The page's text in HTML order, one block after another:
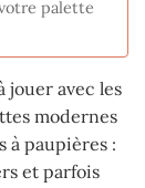
palette
jouer avec les
modernes
à paupières :
et parfois